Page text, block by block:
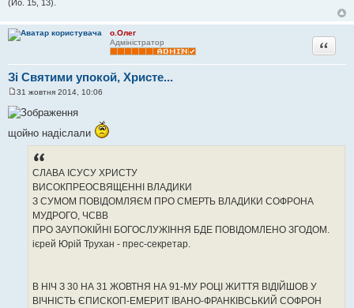
(Йо. 15, 13).
о.Олег
Адміністратор
Зі Святими упокой, Христе...
Цитата
о
в
д
31 жовтня 2014, 10:06
щойно надіслали
СЛАВА ІСУСУ ХРИСТУ
ВИСОКПРЕОСВЯЩЕННІ ВЛАДИКИ
З СУМОМ ПОВІДОМЛЯЄМ ПРО СМЕРТЬ ВЛАДИКИ СОФРОНА
МУДРОГО, ЧСВВ
ПРО ЗАУПОКІЙНІ БОГОСЛУЖІННЯ БДЕ ПОВІДОМЛЕНО ЗГОДОМ.
ієрей Юрій Трухан - прес-секретар.
В НІЧ З 30 НА 31 ЖОВТНЯ НА 91-МУ РОЦІ ЖИТТЯ ВІДІЙШОВ У
ВІЧНІСТЬ ЄПИСКОП-ЕМЕРИТ ІВАНО-ФРАНКІВСЬКИЙ СОФРОН